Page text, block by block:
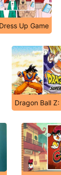
Up Game
Dragon Ball